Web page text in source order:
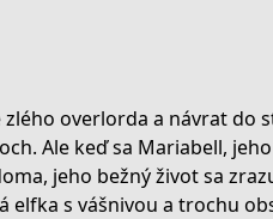
overlorda a návrat do
Ale keď sa Mariabell,
jeho bežný život sa
s vášnivou a trochu